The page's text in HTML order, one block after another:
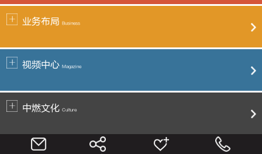
业务布局 Business
视频中心 Magazine
中燃文化 Culture